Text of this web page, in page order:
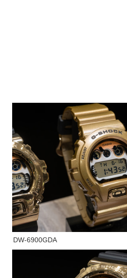
DW-6900GDA